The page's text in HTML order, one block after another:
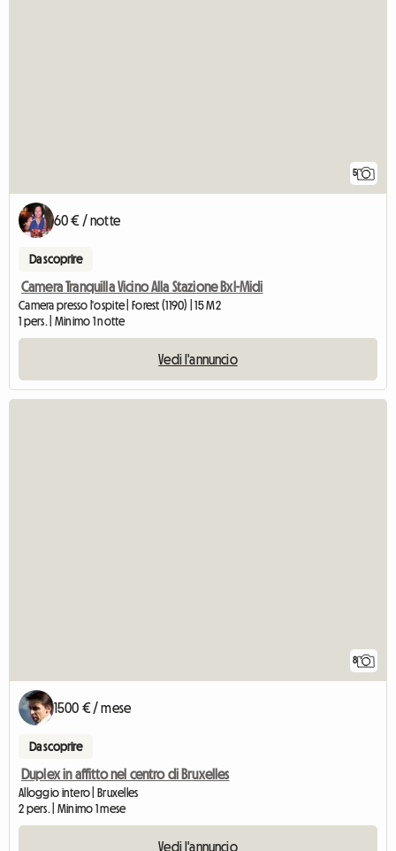
5
60 € / notte
Da scoprire
Camera Tranquilla Vicino Alla Stazione Bxl-Midi
Camera presso l'ospite | Forest (1190) | 15 M2
1 pers. | Minimo 1 notte
Vedi l'annuncio
8
1500 € / mese
Da scoprire
Duplex in affitto nel centro di Bruxelles
Alloggio intero | Bruxelles
2 pers. | Minimo 1 mese
Vedi l'annuncio